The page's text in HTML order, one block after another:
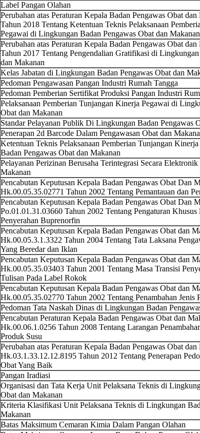
Label Pangan Olahan
Perubahan atas Peraturan Kepala Badan Pengawas Obat
Tahun 2018 Tentang Ketentuan Teknis Pelaksanaan
Pegawai di Lingkungan Badan Pengawas Obat dan Makanan
Perubahan atas Peraturan Kepala Badan Pengawas Obat
Tahun 2017 Tentang Pengendalian Gratifikasi di
dan Makanan
Kelas Jabatan di Lingkungan Badan Pengawas Obat dan
Pedoman Pengawasan Pangan Industri Rumah Tangga
Pedoman Pemberian Sertifikat Produksi Pangan Industri
Pelaksanaan Pemberian Tunjangan Kinerja Pegawai di
Obat dan Makanan
Standar Pelayanan Publik Di Lingkungan Badan Pengawas
Penerapan 2d Barcode Dalam Pengawasan Obat dan
Ketentuan Teknis Pelaksanaan Pemberian Tunjangan
Badan Pengawas Obat dan Makanan
Pelayanan Perizinan Berusaha Terintegrasi Secara
Makanan
Pencabutan Keputusan Kepala Badan Pengawas Obat Dan
Hk.00.05.35.02771 Tahun 2002 Tentang Pemantauan dan
Pencabutan Keputusan Kepala Badan Pengawas Obat Dan
Po.01.01.31.03660 Tahun 2002 Tentang Pengaturan Khusus
Penyerahan Buprenorfin
Pencabutan Keputusan Kepala Badan Pengawas Obat dan
Hk.00.05.3.1.3322 Tahun 2004 Tentang Tata Laksana
Yang Beredar dan Iklan
Pencabutan Keputusan Kepala Badan Pengawas Obat dan
Hk.00.05.35.03403 Tahun 2001 Tentang Masa Transisi
Tulisan Pada Label Rokok
Pencabutan Keputusan Kepala Badan Pengawas Obat dan
Hk.00.05.35.02770 Tahun 2002 Tentang Penambahan Jenis
Pedoman Tata Naskah Dinas di Lingkungan Badan
Pencabutan Peraturan Kepala Badan Pengawas Obat dan
Hk.00.06.1.0256 Tahun 2008 Tentang Larangan
Produk Susu
Perubahan atas Peraturan Kepala Badan Pengawas Obat
Hk.03.1.33.12.12.8195 Tahun 2012 Tentang Penerapan
Obat Yang Baik
Pangan Iradiasi
Organisasi dan Tata Kerja Unit Pelaksana Teknis di
Obat dan Makanan
Kriteria Klasifikasi Unit Pelaksana Teknis di Lingkungan
Makanan
Batas Maksimum Cemaran Kimia Dalam Pangan Olahan